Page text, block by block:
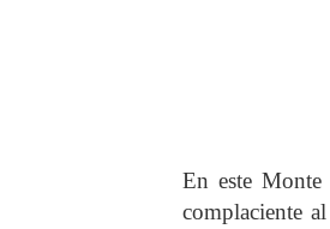
En este Monte
complaciente